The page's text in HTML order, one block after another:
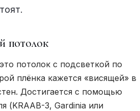
потолок
потолок с подсветкой по
плёнка кажется «висящей» в
Достигается с помощью
(KRAAB-3, Gardinia или